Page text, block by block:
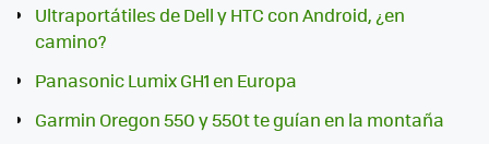
Ultraportátiles de Dell y HTC con Android, ¿en
camino?
Panasonic Lumix GH1 en Europa
Garmin Oregon 550 y 550t te guían en la montaña